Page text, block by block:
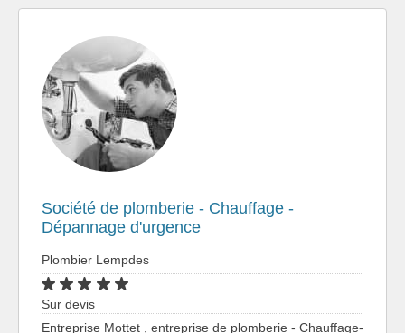
Société de plomberie - Chauffage -
Dépannage d'urgence
Plombier Lempdes
Sur devis
Entreprise Mottet , entreprise de plomberie - Chauffage-